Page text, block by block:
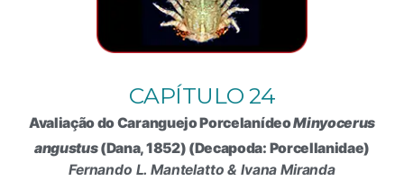
CAPÍTULO 24
Avaliação do Caranguejo PorcelanídeoMinyocerus
angustus(Dana, 1852) (Decapoda: Porcellanidae)
Fernando L. Mantelatto & Ivana Miranda